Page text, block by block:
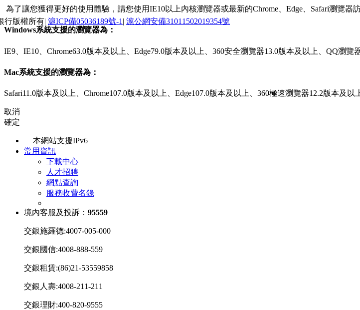
為了讓您獲得更好的使用體驗，請您使用IE10以上內核瀏覽器或最新的Chrome、Edge、Safari瀏覽器
Windows系統支援的瀏覽器為：
IE9、IE10、Chrome63.0版本及以上、Edge79.0版本及以上、360安全瀏覽器13.0版本及以上、QQ瀏
Mac系統支援的瀏覽器為：
Safari11.0版本及以上、Chrome107.0版本及以上、Edge107.0版本及以上、360極速瀏覽器12.2版本及以
取消
確定
本網站支援IPv6
常用資訊
下載中心
人才招聘
網點查詢
服務收費名錄
境內客服及投訴： 95559
交銀施羅德:4007-005-000
交銀國信:4008-888-559
交銀租賃:(86)21-53559858
交銀人壽:4008-211-211
交銀理財:400-820-9555
行版權所有| 滬ICP備05036189號-1 | 滬公網安備31011502019354號